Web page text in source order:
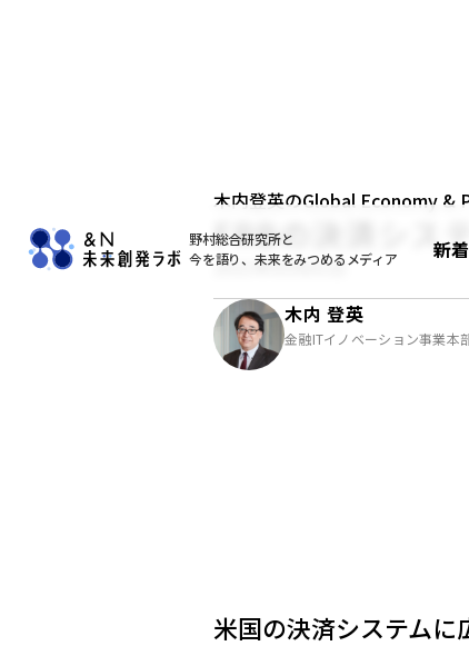
野村総合研究所と
今を語り、未来をみつめるメディア
新着
木内登英のGlobal Economy &
FRBの決済シス
2021年03月01日
木内 登英
金融ITイノベーション事業本
米国の決済システムに